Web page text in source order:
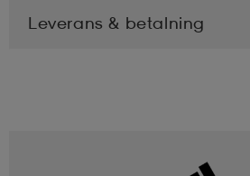
Leverans & betalning